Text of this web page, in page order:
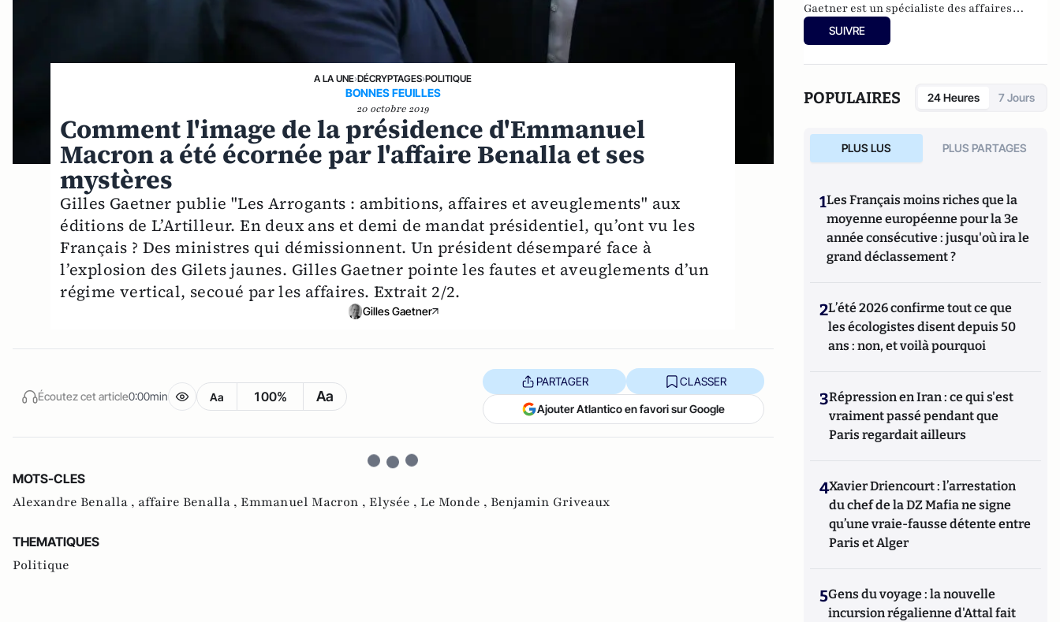
A LA UNE›DÉCRYPTAGES›POLITIQUE
BONNES FEUILLES
20 octobre 2019
Comment l'image de la présidence d'Emmanuel
Macron a été écornée par l'affaire Benalla et ses
mystères
Gilles Gaetner publie "Les Arrogants : ambitions, affaires et aveuglements" aux
éditions de L’Artilleur. En deux ans et demi de mandat présidentiel, qu’ont vu les
Français ? Des ministres qui démissionnent. Un président désemparé face à
l’explosion des Gilets jaunes. Gilles Gaetner pointe les fautes et aveuglements d’un
régime vertical, secoué par les affaires. Extrait 2/2.
Gilles Gaetner
Écoutez cet article0:00min Aa 100% Aa
PARTAGER CLASSER
Ajouter Atlantico en favori sur Google
MOTS-CLES
Alexandre Benalla , affaire Benalla , Emmanuel Macron , Elysée , Le Monde , Benjamin Griveaux
THEMATIQUES
Politique
Gaetner est un spécialiste des affaires
politico-financières. Il a consacré un
ouvrage remarqué au président de la
d’une quinzaine de livres parmi lesquels
L’Argent facile, dictionnaire de la corruption
les secrets de Roland Dumas (Jean-Claude
Lattès), La République des imposteurs
SUIVRE
POPULAIRES 24 Heures 7 Jours
PLUS LUS PLUS PARTAGES
1Les Français moins riches que la
moyenne européenne pour la 3e
année consécutive : jusqu'où ira le
grand déclassement ?
2L’été 2026 confirme tout ce que
les écologistes disent depuis 50
ans : non, et voilà pourquoi
3Répression en Iran : ce qui s'est
vraiment passé pendant que
Paris regardait ailleurs
4Xavier Driencourt : l’arrestation
du chef de la DZ Mafia ne signe
qu’une vraie-fausse détente entre
Paris et Alger
5Gens du voyage : la nouvelle
incursion régalienne d'Attal fait